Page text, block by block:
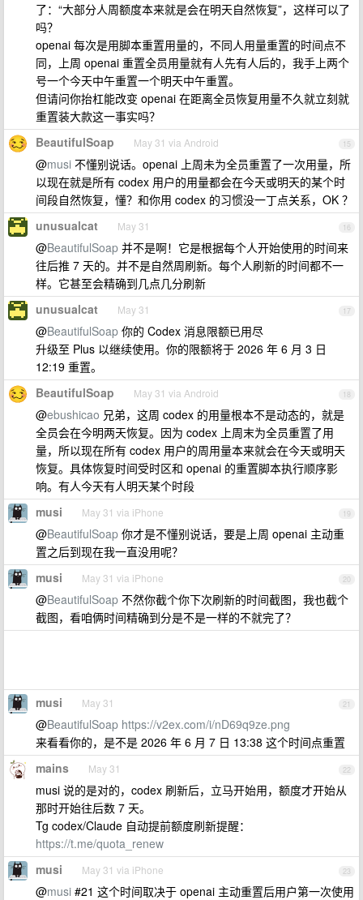
了：“大部分人周额度本来就是会在明天自然恢复”，这样可以了
吗？
openai 每次是用脚本重置用量的，不同人用量重置的时间点不
同，上周 openai 重置全员用量就有人先有人后的，我手上两个
号一个今天中午重置一个明天中午重置。
但请问你抬杠能改变 openai 在距离全员恢复用量不久就立刻就
重置装大款这一事实吗？
15
BeautifulSoap May 31 via Android
@musi 不懂别说话。openai 上周未为全员重置了一次用量，所
以现在就是所有 codex 用户的用量都会在今天或明天的某个时
间段自然恢复，懂？和你用 codex 的习惯没一丁点关系，OK ？
16
unusualcat May 31
@BeautifulSoap 并不是啊！它是根据每个人开始使用的时间来
往后推 7 天的。并不是自然周刷新。每个人刷新的时间都不一
样。它甚至会精确到几点几分刷新
17
unusualcat May 31
@BeautifulSoap 你的 Codex 消息限额已用尽
升级至 Plus 以继续使用。你的限额将于 2026 年 6 月 3 日
12:19 重置。
18
BeautifulSoap May 31 via Android
@ebushicao 兄弟，这周 codex 的用量根本不是动态的，就是
全员会在今明两天恢复。因为 codex 上周末为全员重置了用
量，所以现在所有 codex 用户的周用量本来就会在今天或明天
恢复。具体恢复时间受时区和 openai 的重置脚本执行顺序影
响。有人今天有人明天某个时段
19
musi May 31 via iPhone
@BeautifulSoap 你才是不懂别说话，要是上周 openai 主动重
置之后到现在我一直没用呢？
20
musi May 31 via iPhone
@BeautifulSoap 不然你截个你下次刷新的时间截图，我也截个
截图，看咱俩时间精确到分是不是一样的不就完了？
21
musi May 31
@BeautifulSoap https://v2ex.com/i/nD69q9ze.png
来看看你的，是不是 2026 年 6 月 7 日 13:38 这个时间点重置
22
mains May 31
musi 说的是对的，codex 刷新后，立马开始用，额度才开始从
那时开始往后数 7 天。
Tg codex/Claude 自动提前额度刷新提醒：
https://t.me/quota_renew
23
musi May 31 via iPhone
@musi #21 这个时间取决于 openai 主动重置后用户第一次使用